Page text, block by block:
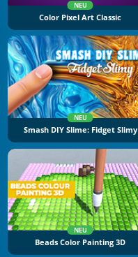
NEU
Color Pixel Art Classic
NEU
Smash DIY Slime: Fidget Slimy
NEU
Beads Color Painting 3D